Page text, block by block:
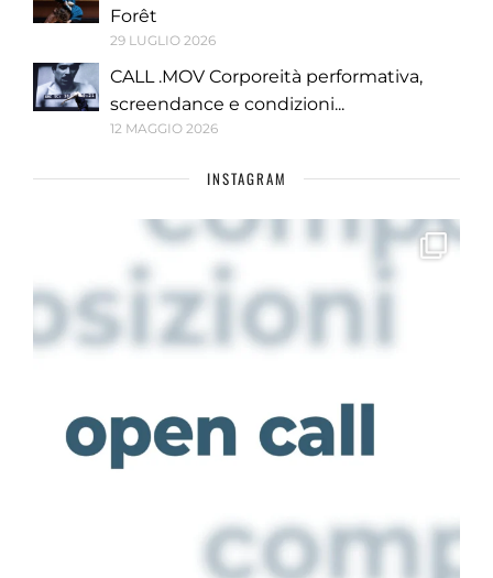
Forêt
29 LUGLIO 2026
CALL .MOV Corporeità performativa,
screendance e condizioni...
12 MAGGIO 2026
INSTAGRAM